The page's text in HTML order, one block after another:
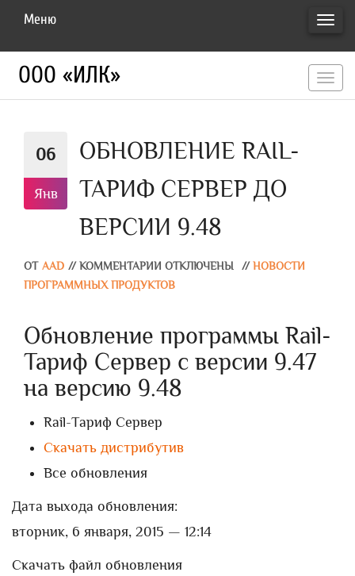
Меню
ООО «ИЛК»
06
Янв
ОБНОВЛЕНИЕ RAIL-
ТАРИФ СЕРВЕР ДО
ВЕРСИИ 9.48
ОТ AAD // КОММЕНТАРИИ ОТКЛЮЧЕНЫ // НОВОСТИ
ПРОГРАММНЫХ ПРОДУКТОВ
Обновление программы Rail-
Тариф Сервер с версии 9.47
на версию 9.48
Rail-Тариф Сервер
Скачать дистрибутив
Все обновления
Дата выхода обновления:
вторник, 6 января, 2015 — 12:14
Скачать файл обновления